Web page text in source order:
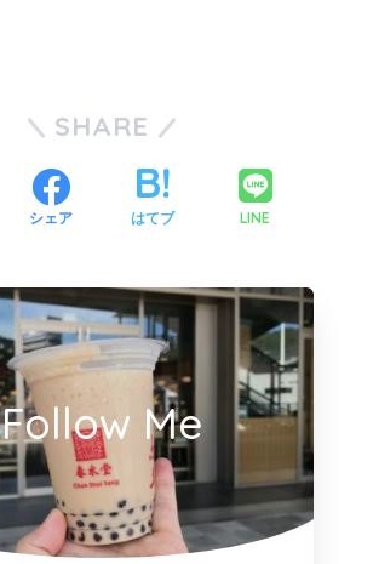
SHARE
シェア はてブ LINE
Follow Me